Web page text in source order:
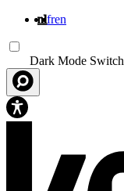
nlfren
Dark Mode Switch